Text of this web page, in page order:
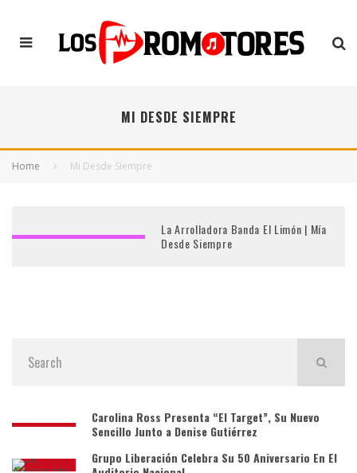
MI DESDE SIEMPRE
Home Mi Desde Siempre
La Arrolladora Banda El Limón | Mía
Desde Siempre
Carolina Ross Presenta “El Target”, Su Nuevo
Sencillo Junto a Denise Gutiérrez
Grupo Liberación Celebra Su 50 Aniversario En El